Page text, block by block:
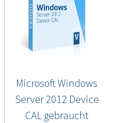
Microsoft Windows
Server 2012 Device
CAL gebraucht